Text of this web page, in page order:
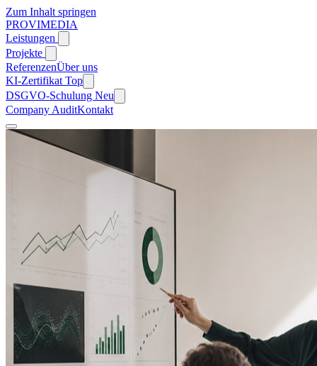
Zum Inhalt springen
PROVIMEDIA
Leistungen
Projekte
ReferenzenÜber uns
KI-Zertifikat Top
DSGVO-Schulung Neu
Company AuditKontakt